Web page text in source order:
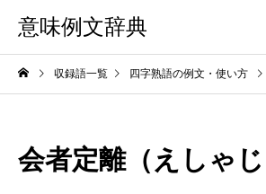
意味例文辞典
収録語一覧 四字熟語の例文・使い方
会者定離（えしゃじ